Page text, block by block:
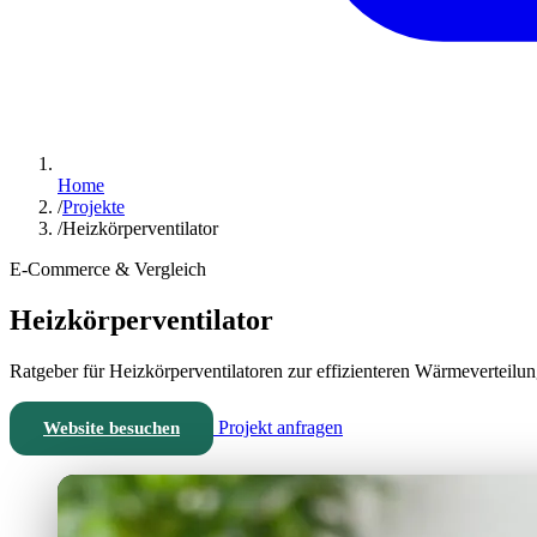
Home
/Projekte
/Heizkörperventilator
E-Commerce & Vergleich
Heizkörperventilator
Ratgeber für Heizkörperventilatoren zur effizienteren
Website besuchen Projekt anfragen